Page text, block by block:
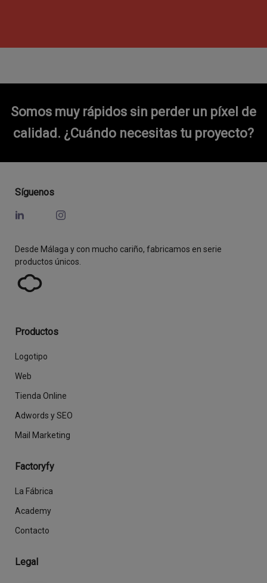
Somos muy rápidos sin perder un píxel de
calidad. ¿Cuándo necesitas tu proyecto?
Síguenos
Desde Málaga y con mucho cariño, fabricamos en serie
productos únicos.
Productos
Logotipo
Web
Tienda Online
Adwords y SEO
Mail Marketing
Factoryfy
La Fábrica
Academy
Contacto
Legal